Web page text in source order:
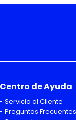
Centro de Ayuda
Servicio al Cliente
Preguntas Frecuentes